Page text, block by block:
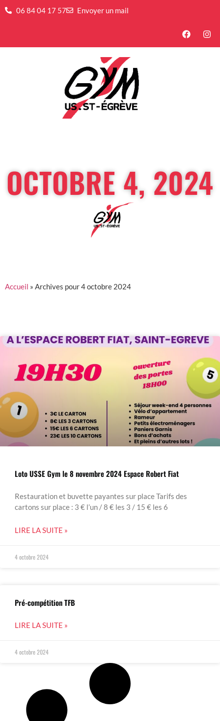
06 84 04 17 57 Envoyer un mail
OCTOBRE 4, 2024
Accueil » Archives pour 4 octobre 2024
Loto USSE Gym le 8 novembre 2024 Espace Robert Fiat
Restauration et buvette payantes sur place Tarifs des
cartons sur place : 3 € l’un / 8 € les 3 / 15 € les 6
LIRE LA SUITE »
4 octobre 2024
Pré-compétition TFB
LIRE LA SUITE »
4 octobre 2024